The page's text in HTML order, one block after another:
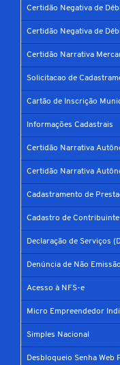
Certidão Negativa de
Certidão Negativa de
Certidão Narrativa
Solicitacao de
Cartão de Inscrição
Informações Cadastrais
Certidão Narrativa
Certidão Narrativa
Cadastramento de
Cadastro de
Declaração de Serviços
Denúncia de Não
Acesso à NFS-e
Micro Empreendedor
Simples Nacional
Desbloqueio Senha Web